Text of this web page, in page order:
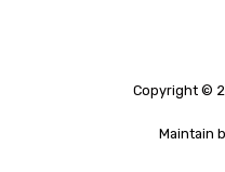
Copyright ©
Maintain